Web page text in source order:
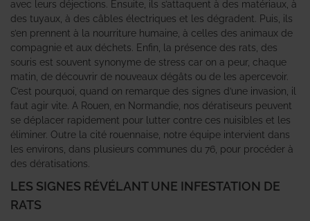
avec leurs déjections. Ensuite, ils s’attaquent à des matériaux, à
des tuyaux, à des câbles électriques et les dégradent. Puis, ils
s’en prennent à la nourriture humaine, à celles des animaux de
compagnie et aux déchets. Enfin, la présence des rats, des
souris est souvent synonyme de stress car on a peur, chaque
matin, de découvrir de nouveaux dégâts ou de les apercevoir.
C’est pourquoi, quand on remarque des signes d’une invasion, il
faut agir vite. A Rouen, en Normandie, nos dératiseurs peuvent
se déplacer rapidement pour lutter contre ces nuisibles et les
éliminer. Outre la cité rouennaise, notre équipe intervient dans
les environs, dans plusieurs communes du 76, pour procéder à
des dératisations.
LES SIGNES RÉVÉLANT UNE INFESTATION DE
RATS